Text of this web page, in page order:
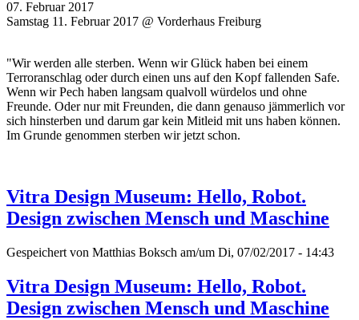
07. Februar 2017
Samstag 11. Februar 2017 @ Vorderhaus Freiburg
"Wir werden alle sterben. Wenn wir Glück haben bei einem
Terroranschlag oder durch einen uns auf den Kopf fallenden Safe.
Wenn wir Pech haben langsam qualvoll würdelos und ohne
Freunde. Oder nur mit Freunden, die dann genauso jämmerlich vor
sich hinsterben und darum gar kein Mitleid mit uns haben können.
Im Grunde genommen sterben wir jetzt schon.
Vitra Design Museum: Hello, Robot.
Design zwischen Mensch und Maschine
Gespeichert von Matthias Boksch am/um Di, 07/02/2017 - 14:43
Vitra Design Museum: Hello, Robot.
Design zwischen Mensch und Maschine